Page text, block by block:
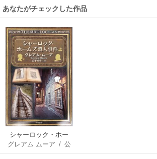
あなたがチェックした作品
シャーロック・ホー
ムズ殺人事件
グレアム ムーア / 公
手成幸